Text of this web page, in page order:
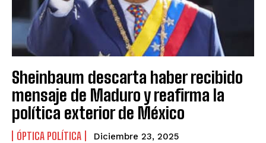
Sheinbaum descarta haber recibido
mensaje de Maduro y reafirma la
política exterior de México
ÓPTICA POLÍTICA Diciembre 23, 2025